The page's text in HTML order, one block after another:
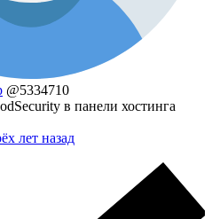
@5334710
в панели хостинга
лет назад